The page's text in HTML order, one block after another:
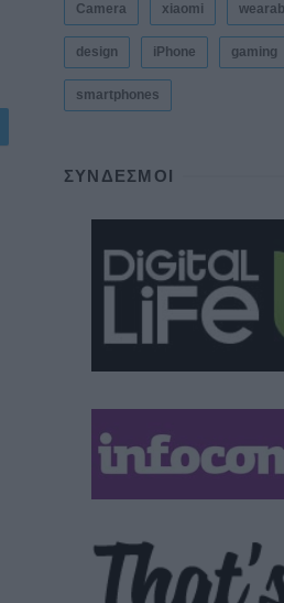
Camera xiaomi
design iPhone gaming
smartphones
ΣΎΝΔΕΣΜΟΙ